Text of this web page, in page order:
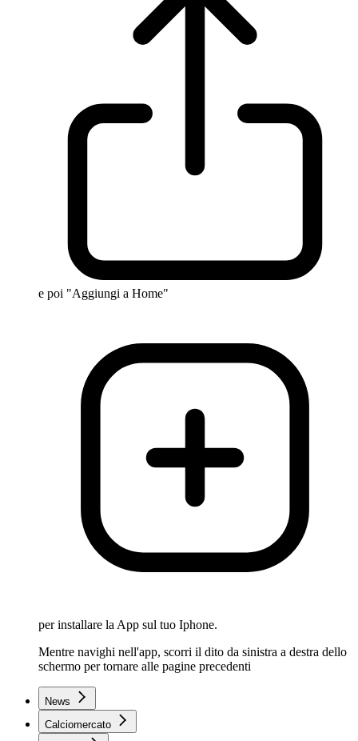
e poi "Aggiungi a Home"
per installare la App sul tuo Iphone.
Mentre navighi nell'app, scorri il dito da sinistra a destra dello
schermo per tornare alle pagine precedenti
News
Calciomercato